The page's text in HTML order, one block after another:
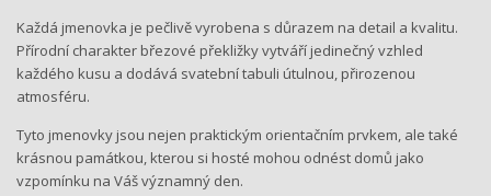
Každá jmenovka je pečlivě vyrobena s důrazem na detail a kvalitu.
Přírodní charakter březové překližky vytváří jedinečný vzhled
každého kusu a dodává svatební tabuli útulnou, přirozenou
atmosféru.
Tyto jmenovky jsou nejen praktickým orientačním prvkem, ale také
krásnou památkou, kterou si hosté mohou odnést domů jako
vzpomínku na Váš významný den.